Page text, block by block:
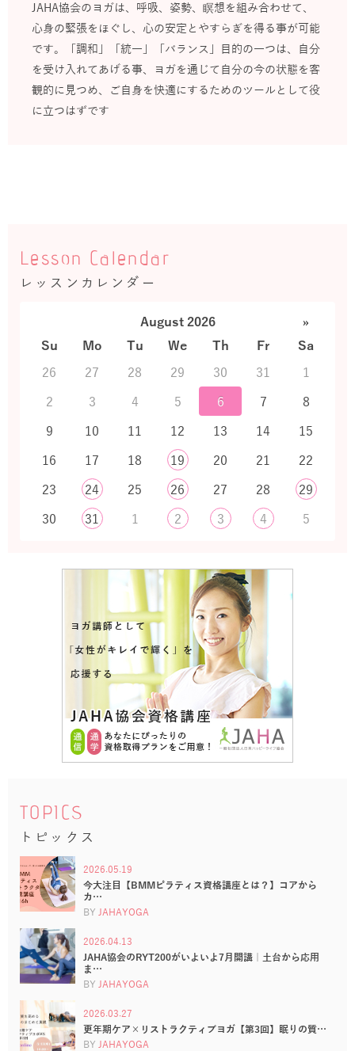
JAHA協会のヨガは、呼吸、姿勢、瞑想を組み合わせて、
心身の緊張をほぐし、心の安定とやすらぎを得る事が可能
です。「調和」「統一」「バランス」目的の一つは、自分
を受け入れてあげる事、ヨガを通じて自分の今の状態を客
観的に見つめ、ご自身を快適にするためのツールとして役
に立つはずです
Lesson Calendar
レッスンカレンダー
August 2026
»
Su
Mo Tu We Th Fr
Sa
26
27 28 29 30 31
1
2
3 4 5 6 7
8
9
10 11 12 13 14
15
16
17 18 19 20 21
22
23
24 25 26 27 28
29
30
31 1 2 3 4 5
TOPICS
トピックス
2026.05.19
今大注目【BMMピラティス資格講座とは？】コアから
カ…
BY JAHAYOGA
2026.04.13
JAHA協会のRYT200がいよいよ7月開講｜土台から応用
ま…
BY JAHAYOGA
2026.03.27
更年期ケア×リストラクティブヨガ【第3回】眠りの質…
BY JAHAYOGA